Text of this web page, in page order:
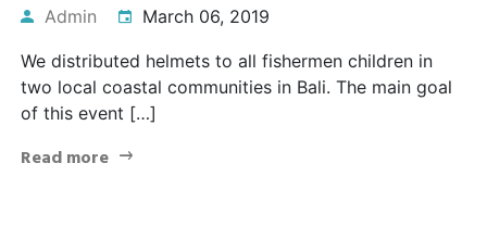
Admin March 06, 2019
We distributed helmets to all fishermen children in
two local coastal communities in Bali. The main goal
of this event […]
Read more